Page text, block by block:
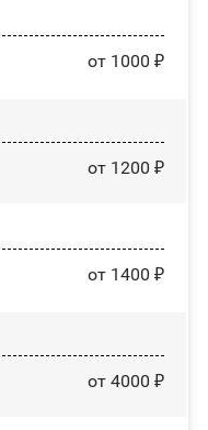
от 1000 ₽
от 1200 ₽
от 1400 ₽
от 4000 ₽